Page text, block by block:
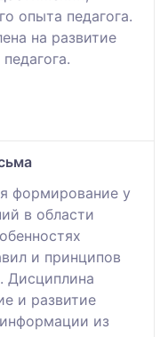
опыта педагога.
на развитие
формирование у
в области
и принципов
Дисциплина
и развитие
из